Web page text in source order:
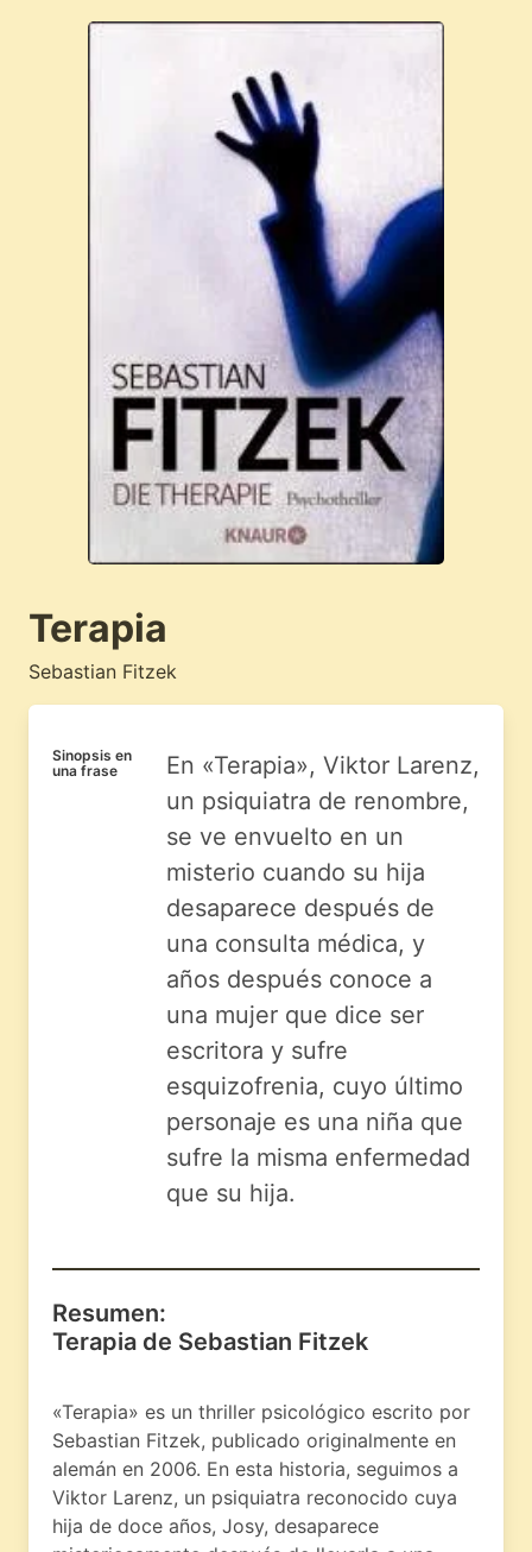
Terapia
Sebastian Fitzek
Sinopsis en
una frase
En «Terapia», Viktor Larenz,
un psiquiatra de renombre,
se ve envuelto en un
misterio cuando su hija
desaparece después de
una consulta médica, y
años después conoce a
una mujer que dice ser
escritora y sufre
esquizofrenia, cuyo último
personaje es una niña que
sufre la misma enfermedad
que su hija.
Resumen:
Terapia de Sebastian Fitzek
«Terapia» es un thriller psicológico escrito por
Sebastian Fitzek, publicado originalmente en
alemán en 2006. En esta historia, seguimos a
Viktor Larenz, un psiquiatra reconocido cuya
hija de doce años, Josy, desaparece